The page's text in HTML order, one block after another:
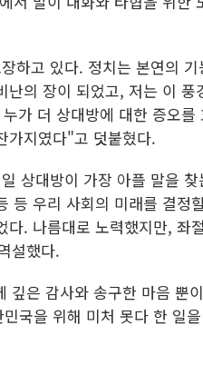
하고 있다. 정치는 본연의
의 장이 되었고, 저는 이
가 더 상대방에 대한 증오
가지였다"고 덧붙혔다.
상대방이 가장 아플 말을
등 우리 사회의 미래를 결
. 나름대로 노력했지만,
설했다.
은 감사와 송구한 마음 뿐
국을 위해 미처 못다 한 일